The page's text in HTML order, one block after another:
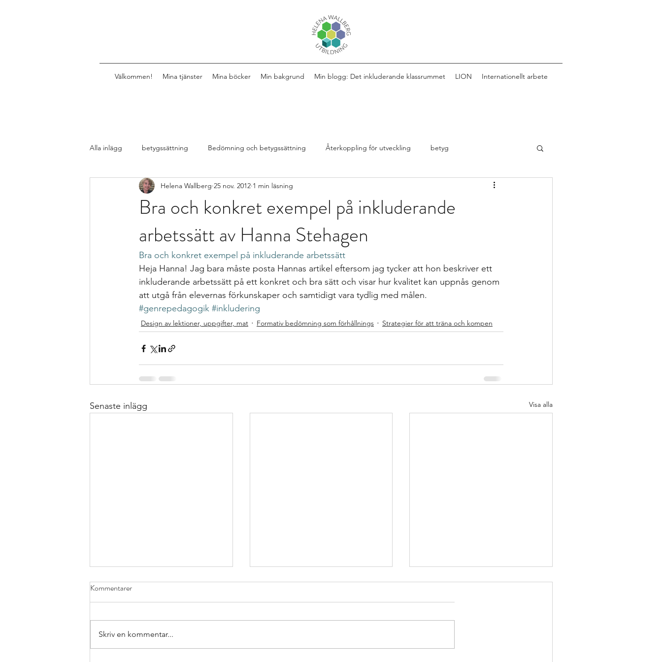
Välkommen! Mina tjänster Mina böcker Min bakgrund Min blogg: Det inkluderande klassrummet LION Internationellt arbete
Alla inlägg betygssättning Bedömning och betygssättning Återkoppling för utveckling betyg
Design av lektioner, uppgifter, mat Design av lektioner
Formativ bedömning som förhållnings differentierad undervisning
Kollegialt lärande Istället för elevärenden till elevh material Nationella prov Ledarskap
specialpedagogen och försteläraren Skoldebatt
Strategier för att träna och kompen
Bedömning och betygssättning Beprövad erfarenhet betyg betygssättning Bok
Bra och konkret exempel på inkluderande
arbetssätt av Hanna Stehagen
Helena Wallberg 25 nov. 2012 1 min läsning
Bra och konkret exempel på inkluderande arbetssätt
Heja Hanna! Jag bara måste posta Hannas artikel eftersom jag tycker att hon beskriver ett
inkluderande arbetssätt på ett konkret och bra sätt och visar hur kvalitet kan uppnås genom
att utgå från elevernas förkunskaper och samtidigt vara tydlig med målen.
#genrepedagogik #inkludering
Design av lektioner, uppgifter, mat Formativ bedömning som förhållnings Strategier för att träna och kompen
Senaste inlägg Visa alla
Kommentarer
Skriv en kommentar...